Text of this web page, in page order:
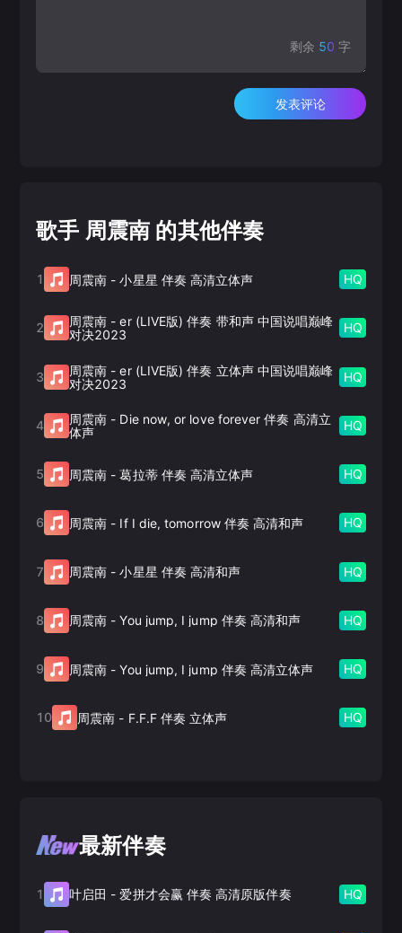
剩余 50 字
发表评论
歌手 周震南 的其他伴奏
1 周震南 -小星星 伴奏 高清立体声 HQ
2 周震南 -er (LIVE版) 伴奏 带和声 中国说唱巅峰
对决2023
HQ
3 周震南 -er (LIVE版) 伴奏 立体声 中国说唱巅峰
对决2023
HQ
4 周震南 - Die now, or love forever 伴奏 高清立
体声
HQ
5 周震南 -葛拉蒂 伴奏 高清立体声 HQ
6 周震南 - If I die, tomorrow 伴奏 高清和声 HQ
7 周震南 -小星星 伴奏 高清和声 HQ
8 周震南 -You jump, I jump 伴奏 高清和声 HQ
9 周震南 -You jump, I jump 伴奏 高清立体声 HQ
10 周震南 - F.F.F 伴奏 立体声 HQ
最新伴奏
1 叶启田 -爱拼才会赢 伴奏 高清原版伴奏 HQ